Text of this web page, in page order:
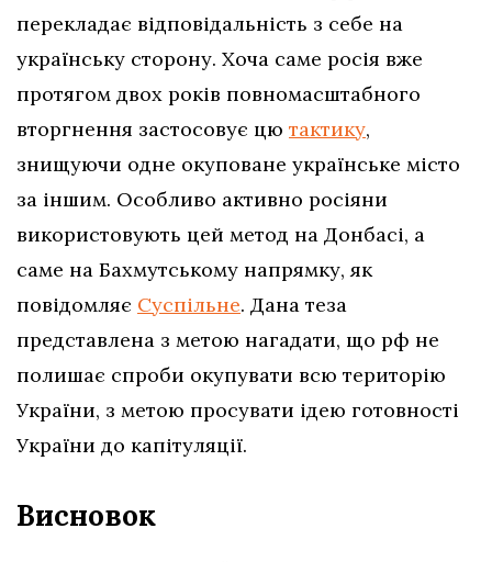
перекладає відповідальність з себе на
українську сторону. Хоча саме росія вже
протягом двох років повномасштабного
вторгнення застосовує цю тактику,
знищуючи одне окуповане українське місто
за іншим. Особливо активно росіяни
використовують цей метод на Донбасі, а
саме на Бахмутському напрямку, як
повідомляє Суспільне. Дана теза
представлена з метою нагадати, що рф не
полишає спроби окупувати всю територію
України, з метою просувати ідею готовності
України до капітуляції.
Висновок